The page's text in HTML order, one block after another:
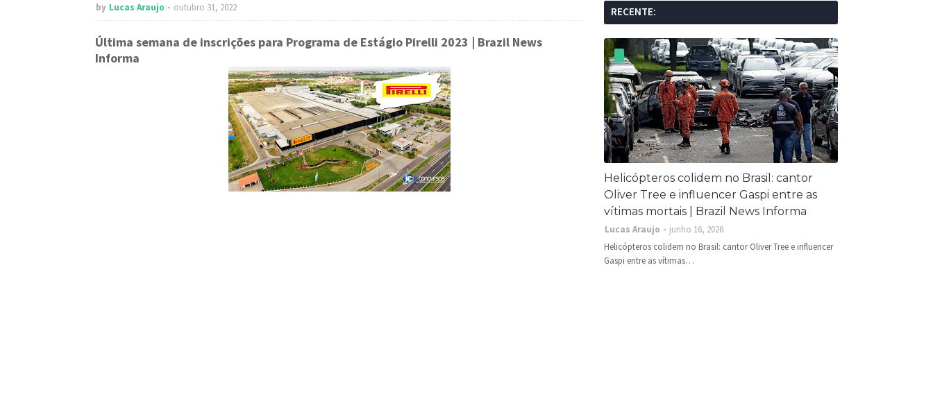
by Lucas Araujo outubro 31, 2022
Última semana de inscrições para Programa de Estágio Pirelli 2023 | Brazil News
Informa
RECENTE:
Helicópteros colidem no Brasil: cantor
Oliver Tree e influencer Gaspi entre as
vítimas mortais | Brazil News Informa
Lucas Araujo
junho 16, 2026
Helicópteros colidem no Brasil: cantor Oliver Tree e influencer
Gaspi entre as vítimas…